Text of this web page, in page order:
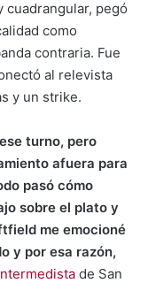
pegó
como
contraria. Fue
al relevista
y un strike.
turno, pero
afuera para
pasó cómo
sobre el plato y
me emocioné
y por esa razón,
de San